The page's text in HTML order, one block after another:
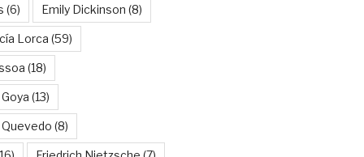
(6) Emily Dickinson (8)
Lorca (59)
(18)
(13)
(8)